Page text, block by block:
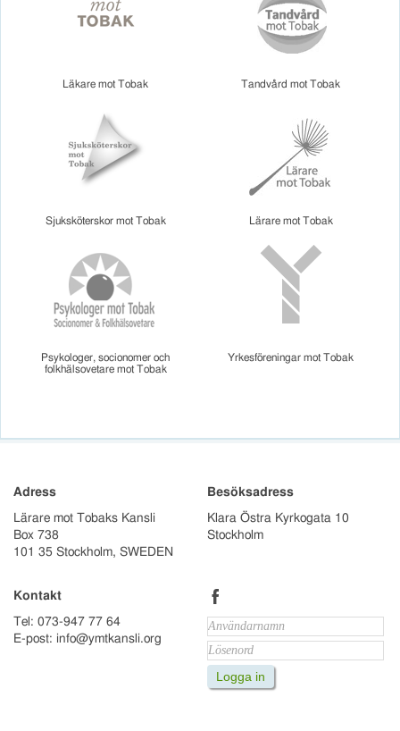
Läkare mot Tobak Tandvård mot Tobak
Sjuksköterskor mot Tobak Lärare mot Tobak
Psykologer, socionomer och
folkhälsovetare mot Tobak
Yrkesföreningar mot Tobak
Adress
Lärare mot Tobaks Kansli
Box 738
101 35 Stockholm, SWEDEN
Besöksadress
Klara Östra Kyrkogata 10
Stockholm
Kontakt
Tel: 073-947 77 64
E-post: info@ymtkansli.org
b